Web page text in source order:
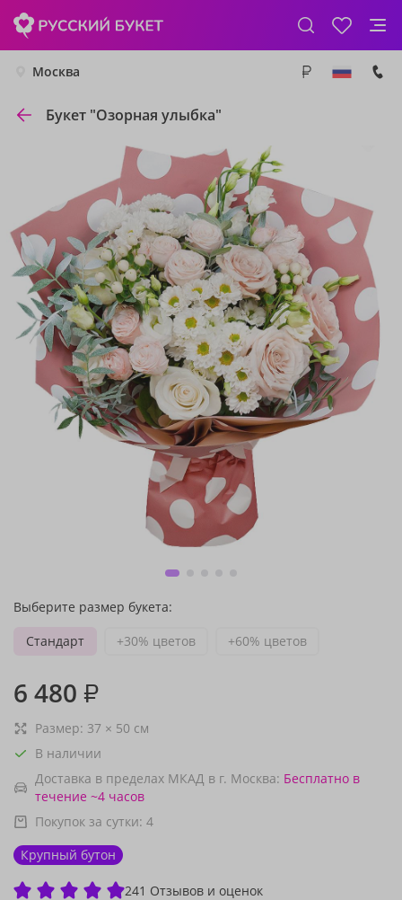
Москва
Букет "Озорная улыбка"
Выберите размер букета:
Стандарт
+30% цветов +60% цветов
6 480 ₽
Размер: 37 × 50 см
В наличии
Доставка в пределах МКАД в г. Москва: Бесплатно в
течение ~4 часов
Покупок за сутки: 4
Крупный бутон
241 Отзывов и оценок